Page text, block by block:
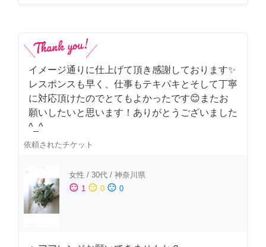
イメージ通りに仕上げて頂き感謝しております✨
レスポンスも早く、仕事もテキパキとそして丁寧
に対応頂けたのでとてもよかったです😊またお
願いしたいと思います！ありがとうございました
^_^
依頼されたチケット
女性 / 30代 / 神奈川県
sentiment_satisfied 1 sentiment_neutral 0 sentiment_dissatisfied 0